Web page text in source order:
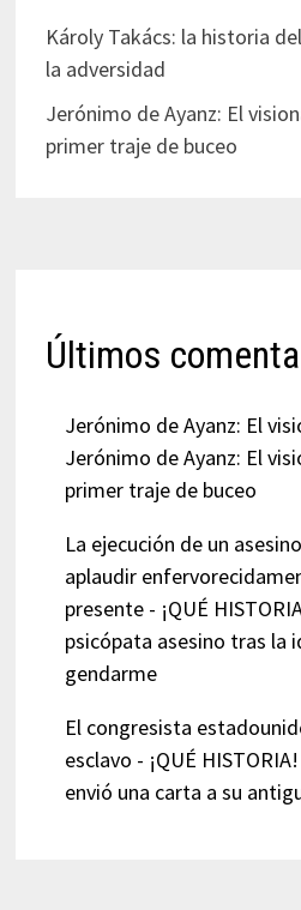
Károly Takács: la historia
la adversidad
Jerónimo de Ayanz: El
primer traje de buceo
Últimos
Jerónimo de Ayanz: El
Jerónimo de Ayanz: El
primer traje de buceo
La ejecución de un
aplaudir
presente - ¡QUÉ
psicópata asesino tras la
gendarme
El congresista
esclavo - ¡QUÉ HISTORIA!
envió una carta a su